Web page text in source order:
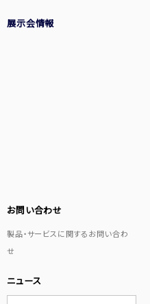
展示会情報
お問い合わせ
製品・サービスに関するお問い合わ
せ
ニュース